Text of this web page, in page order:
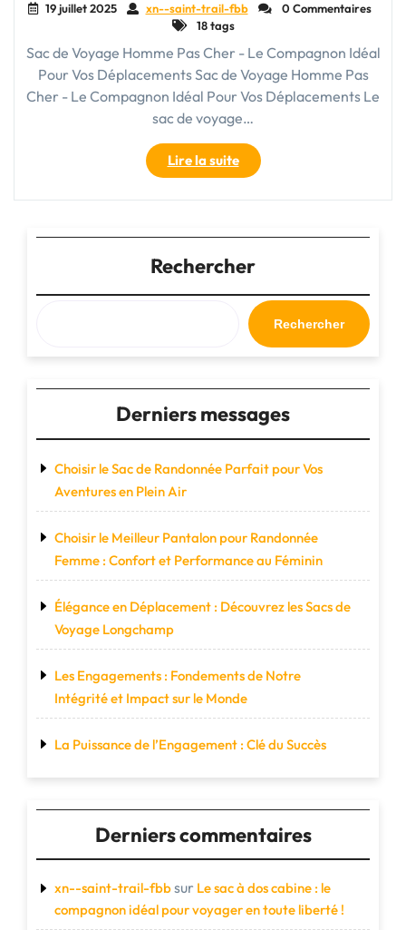
19 juillet 2025 xn--saint-trail-fbb
0 Commentaires
18 tags
Sac de Voyage Homme Pas Cher - Le Compagnon Idéal
Pour Vos Déplacements Sac de Voyage Homme Pas
Cher - Le Compagnon Idéal Pour Vos Déplacements Le
sac de voyage…
Lire la suite"Trouvez
Votre
Compagnon
Voyage
Idéal
:
Sac
de
Voyage
Rechercher
Rechercher
Derniers messages
Choisir le Sac de Randonnée Parfait pour Vos
Aventures en Plein Air
Choisir le Meilleur Pantalon pour Randonnée
Femme : Confort et Performance au Féminin
Élégance en Déplacement : Découvrez les Sacs de
Voyage Longchamp
Les Engagements : Fondements de Notre
Intégrité et Impact sur le Monde
La Puissance de l’Engagement : Clé du Succès
Derniers commentaires
xn--saint-trail-fbbsur Le sac à dos cabine : le
compagnon idéal pour voyager en toute liberté !